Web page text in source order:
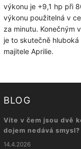
výkonu je +9,1 hp při
výkonu použitelná v
za minutu. Konečným
je to skutečně
majitele Aprilie.
BLOG
Víte v čem jsou dvě
dojem nedává smysl?
14.4.2026